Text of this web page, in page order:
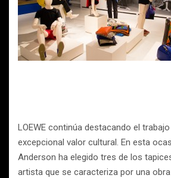
LOEWE continúa destacando el
excepcional valor cultural. En esta
Anderson ha elegido tres de los
artista que se caracteriza por una